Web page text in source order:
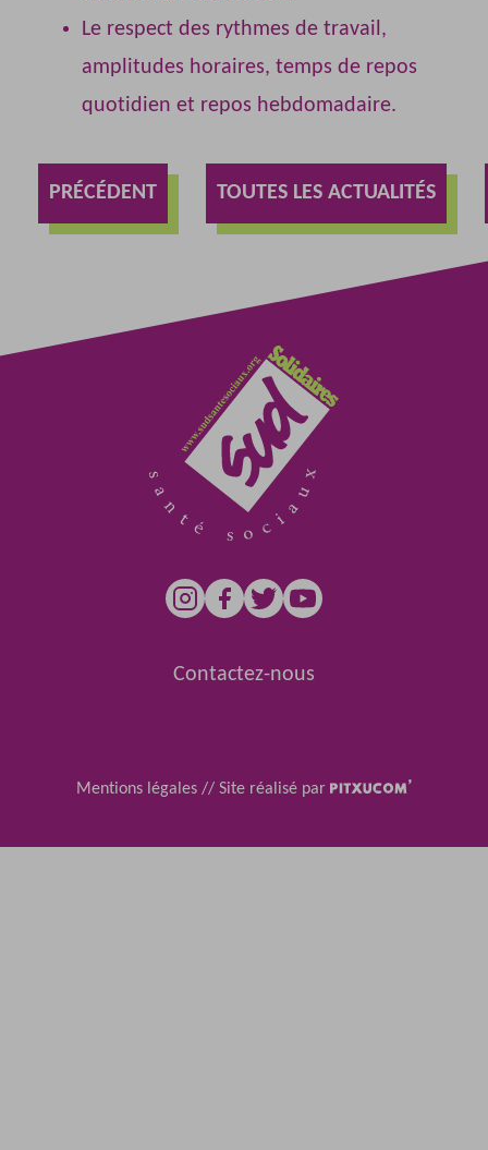
Le respect des rythmes de travail,
amplitudes horaires, temps de repos
quotidien et repos hebdomadaire.
PRÉCÉDENT TOUTES LES ACTUALITÉS
Contactez-nous
Mentions légales //Site réalisé par